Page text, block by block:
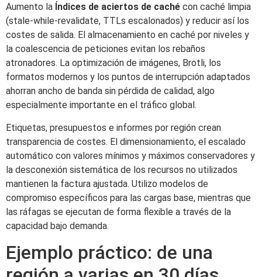
Aumento la Índices de aciertos de caché con caché limpia
(stale-while-revalidate, TTLs escalonados) y reducir así los
costes de salida. El almacenamiento en caché por niveles y
la coalescencia de peticiones evitan los rebaños
atronadores. La optimización de imágenes, Brotli, los
formatos modernos y los puntos de interrupción adaptados
ahorran ancho de banda sin pérdida de calidad, algo
especialmente importante en el tráfico global.
Etiquetas, presupuestos e informes por región crean
transparencia de costes. El dimensionamiento, el escalado
automático con valores mínimos y máximos conservadores y
la desconexión sistemática de los recursos no utilizados
mantienen la factura ajustada. Utilizo modelos de
compromiso específicos para las cargas base, mientras que
las ráfagas se ejecutan de forma flexible a través de la
capacidad bajo demanda.
Ejemplo práctico: de una